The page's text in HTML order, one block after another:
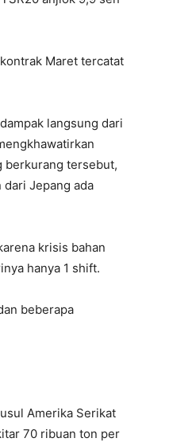
Maret tercatat
langsung dari
berkurang tersebut,
dari Jepang ada
krisis bahan
hanya 1 shift.
beberapa
Amerika Serikat
70 ribuan ton per